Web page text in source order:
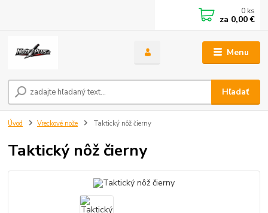
Menu
Hľadať
0 ks
za 0,00 €
Úvod Vreckové nože Taktický nôž čierny
Taktický nôž čierny